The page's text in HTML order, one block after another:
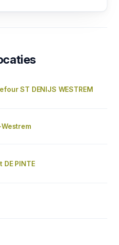
ST DENIJS WESTREM
PINTE